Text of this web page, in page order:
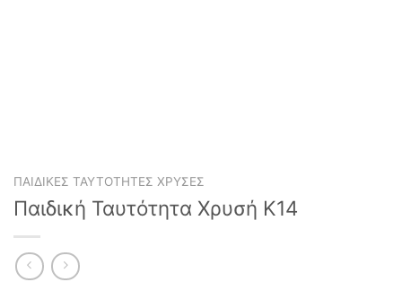
ΠΑΙΔΙΚΈΣ ΤΑΥΤΌΤΗΤΕΣ ΧΡΥΣΈΣ
Παιδική Ταυτότητα Χρυσή K14